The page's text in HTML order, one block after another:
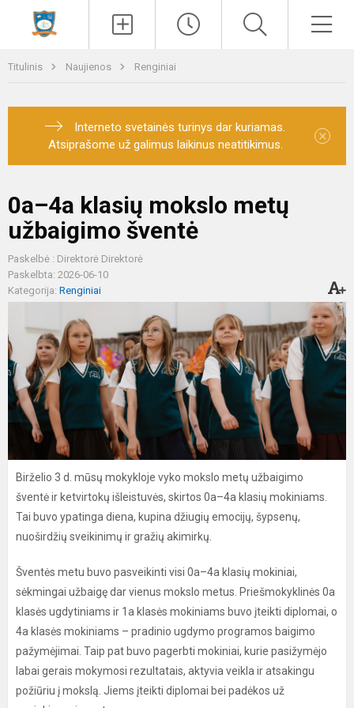
Titulinis Naujienos Renginiai
Interneto svetainės turinys dar kuriamas.
Atsiprašome už galimus laikinus neatitikimus.
×
0a–4a klasių mokslo metų
užbaigimo šventė
Paskelbė : Direktorė Direktorė
Paskelbta: 2026-06-10
Kategorija: Renginiai
Birželio 3 d. mūsų mokykloje vyko mokslo metų užbaigimo
šventė ir ketvirtokų išleistuvės, skirtos 0a–4a klasių mokiniams.
Tai buvo ypatinga diena, kupina džiugių emocijų, šypsenų,
nuoširdžių sveikinimų ir gražių akimirkų.
Šventės metu buvo pasveikinti visi 0a–4a klasių mokiniai,
sėkmingai užbaigę dar vienus mokslo metus. Priešmokyklinės 0a
klasės ugdytiniams ir 1a klasės mokiniams buvo įteikti diplomai, o
4a klasės mokiniams – pradinio ugdymo programos baigimo
pažymėjimai. Taip pat buvo pagerbti mokiniai, kurie pasižymėjo
labai gerais mokymosi rezultatais, aktyvia veikla ir atsakingu
požiūriu į mokslą. Jiems įteikti diplomai bei padėkos už